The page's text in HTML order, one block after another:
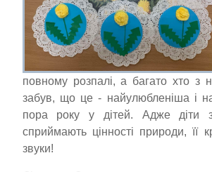
повному розпалі, а багато хто з
забув, що це - найулюбленіша і
пора року у дітей. Адже діти
сприймають цінності природи, її
звуки!